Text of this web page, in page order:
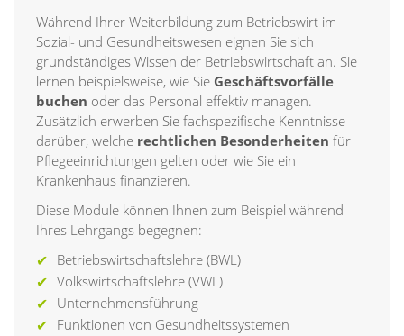
Während Ihrer Weiterbildung zum Betriebswirt im
Sozial- und Gesundheitswesen eignen Sie sich
grundständiges Wissen der Betriebswirtschaft an. Sie
lernen beispielsweise, wie Sie Geschäftsvorfälle
buchen oder das Personal effektiv managen.
Zusätzlich erwerben Sie fachspezifische Kenntnisse
darüber, welche rechtlichen Besonderheiten für
Pflegeeinrichtungen gelten oder wie Sie ein
Krankenhaus finanzieren.
Diese Module können Ihnen zum Beispiel während
Ihres Lehrgangs begegnen:
Betriebswirtschaftslehre (BWL)
Volkswirtschaftslehre (VWL)
Unternehmensführung
Funktionen von Gesundheitssystemen